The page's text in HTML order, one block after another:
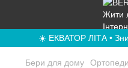
☀️ ЕКВАТОР ЛІТА •
Бери для дому